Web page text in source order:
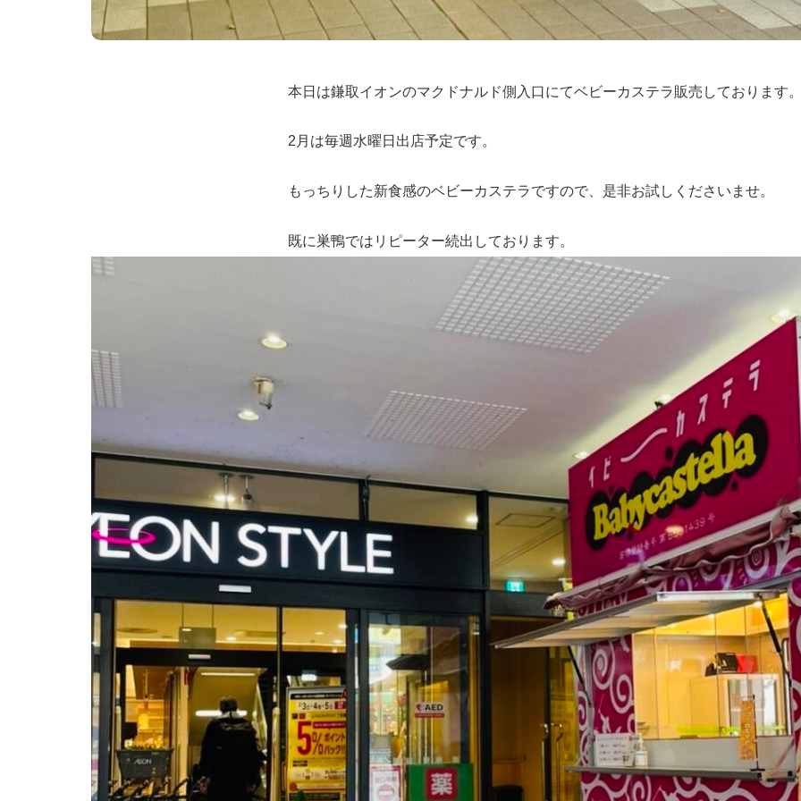
本日は鎌取イオンのマクドナルド側入口にてベビーカステラ販売しております
2月は毎週水曜日出店予定です。
もっちりした新食感のベビーカステラですので、是非お試しくださいませ。
既に巣鴨ではリピーター続出しております。